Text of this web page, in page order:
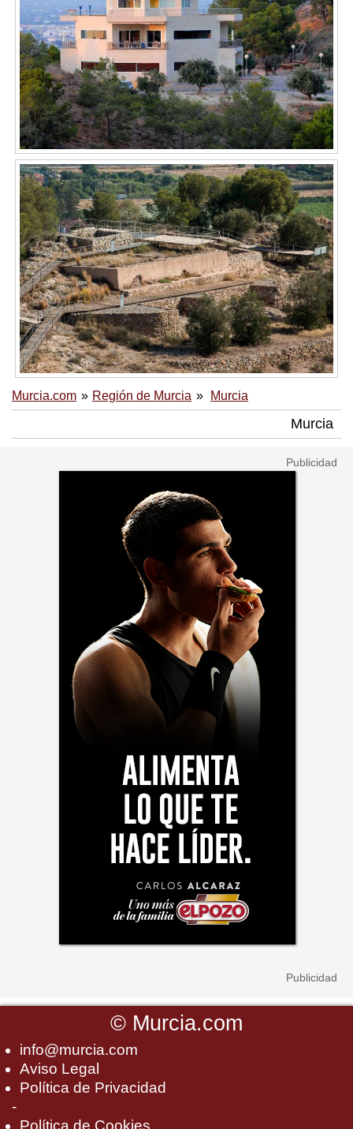
Murcia.com Región de Murcia Murcia
Murcia
© Murcia.com
info@murcia.com
Aviso Legal
Política de Privacidad
-
Política de Cookies